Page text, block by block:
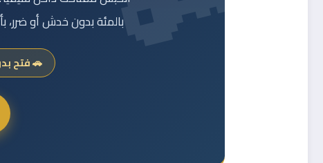
بالمئة بدون خدش أو ضرر، بأدوات متخصصة
🚗 فتح